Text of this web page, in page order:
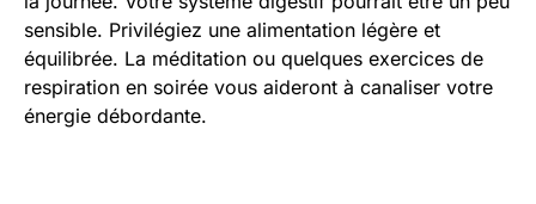
sensible. Privilégiez une alimentation légère et
équilibrée. La méditation ou quelques exercices de
respiration en soirée vous aideront à canaliser votre
énergie débordante.